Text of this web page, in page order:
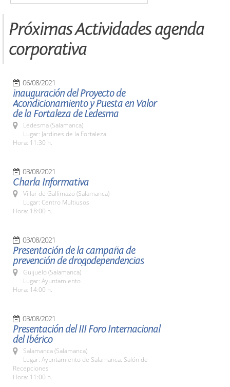
Próximas Actividades agenda
corporativa
06/08/2021
inauguración del Proyecto de
Acondicionamiento y Puesta en Valor
de la Fortaleza de Ledesma
Ledesma (Salamanca)
Lugar: Jardines de la Fortaleza
Hora: 11:30 h.
03/08/2021
Charla Informativa
Villar de Gallimazo (Salamanca)
Lugar: Centro Multiusos
Hora: 18:00 h.
03/08/2021
Presentación de la campaña de
prevención de drogodependencias
Guijuelo (Salamanca)
Lugar: Ayuntamiento
Hora: 14:00 h.
03/08/2021
Presentación del III Foro Internacional
del Ibérico
Salamanca (Salamanca)
Lugar: Ayuntamiento de Salamanca. Salón de
Recepciones
Hora: 11:00 h.